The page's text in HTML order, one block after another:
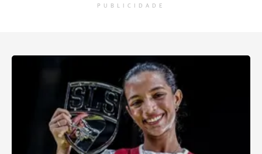
PUBLICIDADE